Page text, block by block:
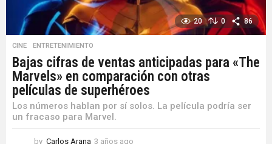
20 0 86
CINE ,ENTRETENIMIENTO
Bajas cifras de ventas anticipadas para «The
Marvels» en comparación con otras
películas de superhéroes
Los números hablan por sí solos. La película podría ser
un fracaso para Marvel.
by Carlos Arana 3 años ago